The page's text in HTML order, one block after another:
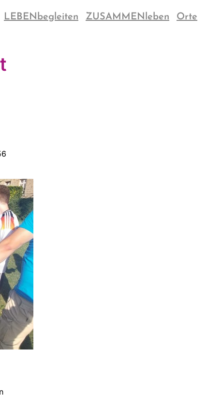
LEBENbegleiten ZUSAMMENleben Orte